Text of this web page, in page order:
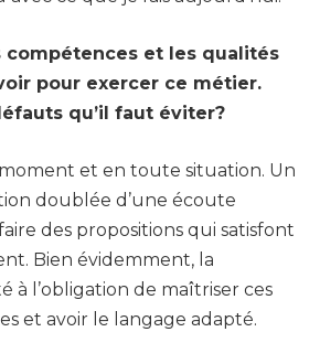
compétences et les qualités
pour exercer ce métier.
qu’il faut éviter?
et en toute situation. Un
doublée d’une écoute
des propositions qui satisfont
Bien évidemment, la
à l’obligation de maîtriser ces
et avoir le langage adapté.